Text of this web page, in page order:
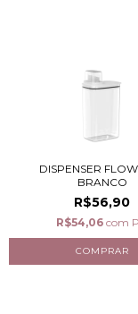
DISPENSER
BRANCO
R$56,90
R$54,06 com